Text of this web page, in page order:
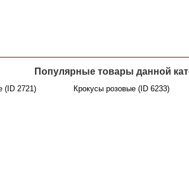
Популярные товары данной
(ID 2721) Крокусы розовые (ID 6233)